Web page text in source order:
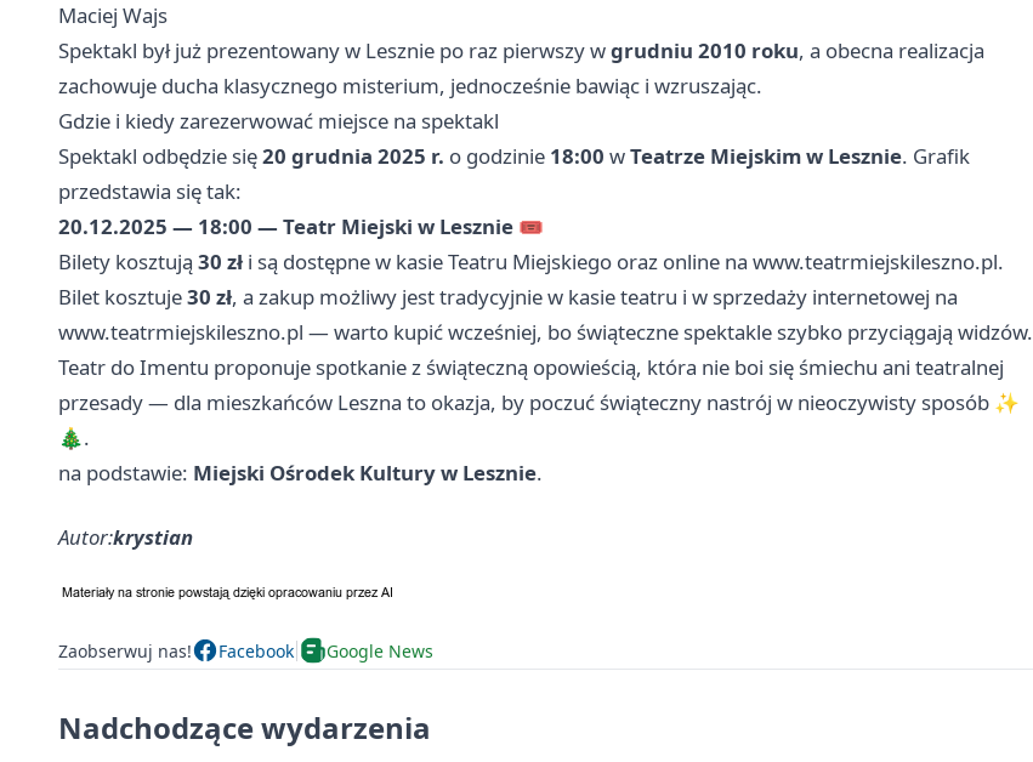
Maciej Wajs
Spektakl był już prezentowany w Lesznie po raz pierwszy wgrudniu 2010 roku, a obecna realizacja
zachowuje ducha klasycznego misterium, jednocześnie bawiąc i wzruszając.
Gdzie i kiedy zarezerwować miejsce na spektakl
Spektakl odbędzie się20 grudnia 2025 r. o godzinie 18:00 wTeatrze Miejskim w Lesznie. Grafik
przedstawia się tak:
20.12.2025 — 18:00 — Teatr Miejski w Lesznie 🎟️
Bilety kosztują 30 zł i są dostępne w kasie Teatru Miejskiego oraz online na www.teatrmiejskileszno.pl.
Bilet kosztuje30 zł, a zakup możliwy jest tradycyjnie w kasie teatru i w sprzedaży internetowej na
www.teatrmiejskileszno.pl — warto kupić wcześniej, bo świąteczne spektakle szybko przyciągają widzów.
Teatr do Imentu proponuje spotkanie z świąteczną opowieścią, która nie boi się śmiechu ani teatralnej
przesady — dla mieszkańców Leszna to okazja, by poczuć świąteczny nastrój w nieoczywisty sposób ✨
🎄.
na podstawie: Miejski Ośrodek Kultury w Lesznie.
Autor:krystian
Zaobserwuj nas! Facebook Google News
Nadchodzące wydarzenia